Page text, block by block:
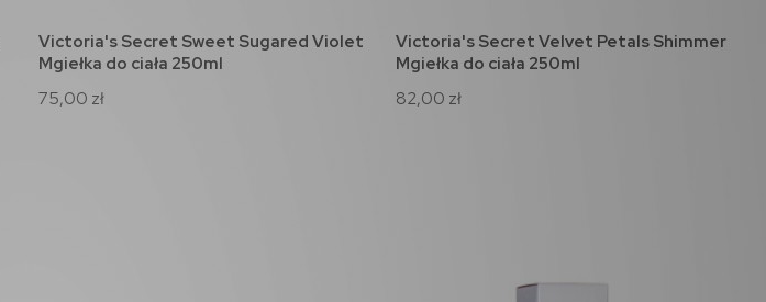
do koszyka
Victoria's Secret Sweet Sugared Violet
Mgiełka do ciała 250ml
75,00 zł
do koszyka
Victoria's Secret Velvet Petals Shimmer
Mgiełka do ciała 250ml
82,00 zł